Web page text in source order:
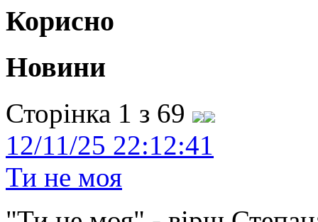
Корисно
Новини
Сторінка 1 з 69
12/11/25 22:12:41
Ти не моя